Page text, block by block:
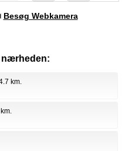
Besøg Webkamera
nærheden:
4.7 km.